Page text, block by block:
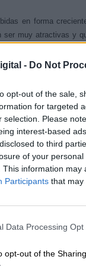
- Do Not
opt-out of the sale,
for targeted
selection. Please
interest-based
to third
of your
This information
Participants that may
Data Processing Opt
opt-out of the
en forma
ser muy atractivas y
se corre el riesgo
Es un complejo
desarrollados y
hay más poder
estadísticas
No obstante , a
y en desarrollo.
con el Reino
transado de obras .
chinas, gouache)
arte en períodos
el sector a
de arte más
y en la valoración